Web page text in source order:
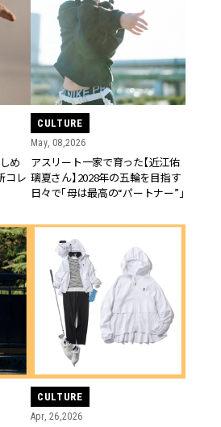
め
コレ
CULTURE
May, 08,2026
アスリート一家で育った【近江佑
璃夏さん】2028年の五輪を目指す
日々で「母は最高の“パートナー”」
CULTURE
Apr, 26,2026